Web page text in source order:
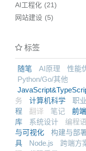
AI工程化
21
网站建设
5
标签
随笔 AI原理 性能
Python/Go/其他
务
计算机科学 职
程
翻译 笔记 前端
库
系统设计 编程
与可视化
构建与部
具
Node.js 跨端方